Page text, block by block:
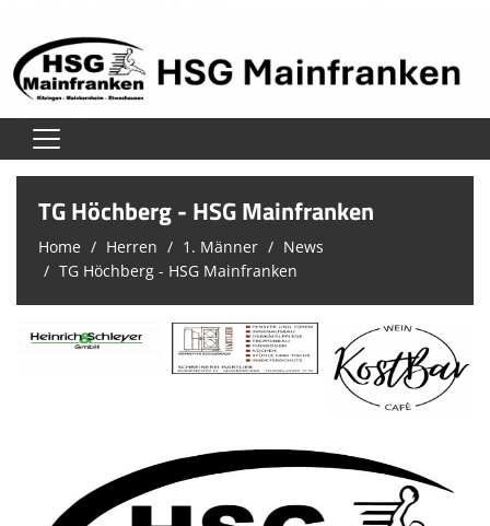
Home
Herren
Online-Shop
TG Höchberg - HSG Mainfranken
Home Herren 1. Männer
News
TG Höchberg - HSG Mainfranken